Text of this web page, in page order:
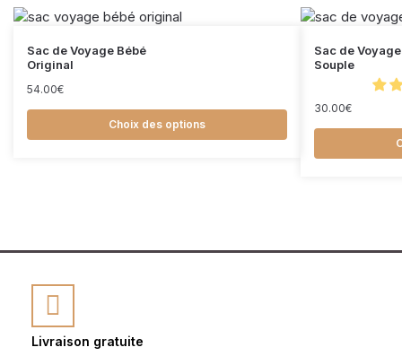
Sac de Voyage Bébé
Original
54.00€
Choix des options
Sac de
Souple
30.00€
Livraison gratuite